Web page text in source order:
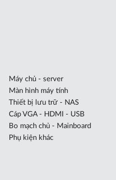
Máy chủ - server
Màn hình máy tính
Thiết bị lưu trữ - NAS
Cáp VGA - HDMI - USB
Bo mạch chủ - Mainboard
Phụ kiện khác